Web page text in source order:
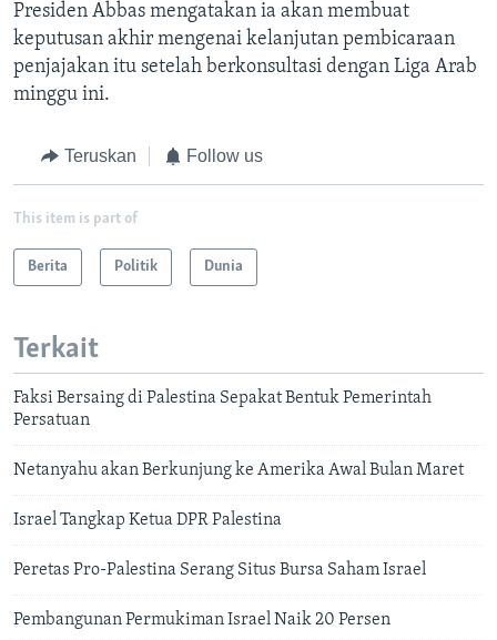
Presiden Abbas mengatakan ia akan membuat
keputusan akhir mengenai kelanjutan pembicaraan
penjajakan itu setelah berkonsultasi dengan Liga Arab
minggu ini.
Teruskan Follow us
This item is part of
Berita Politik Dunia
Terkait
Faksi Bersaing di Palestina Sepakat Bentuk Pemerintah
Persatuan
Netanyahu akan Berkunjung ke Amerika Awal Bulan Maret
Israel Tangkap Ketua DPR Palestina
Peretas Pro-Palestina Serang Situs Bursa Saham Israel
Pembangunan Permukiman Israel Naik 20 Persen